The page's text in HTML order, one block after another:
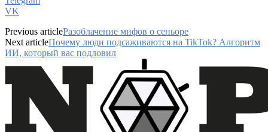
VK
Previous articleРазоблачение мифов о сеньоре
Next articleПочему люди подсаживаются на TikTok? Алгоритм
ИИ, который вас подловил